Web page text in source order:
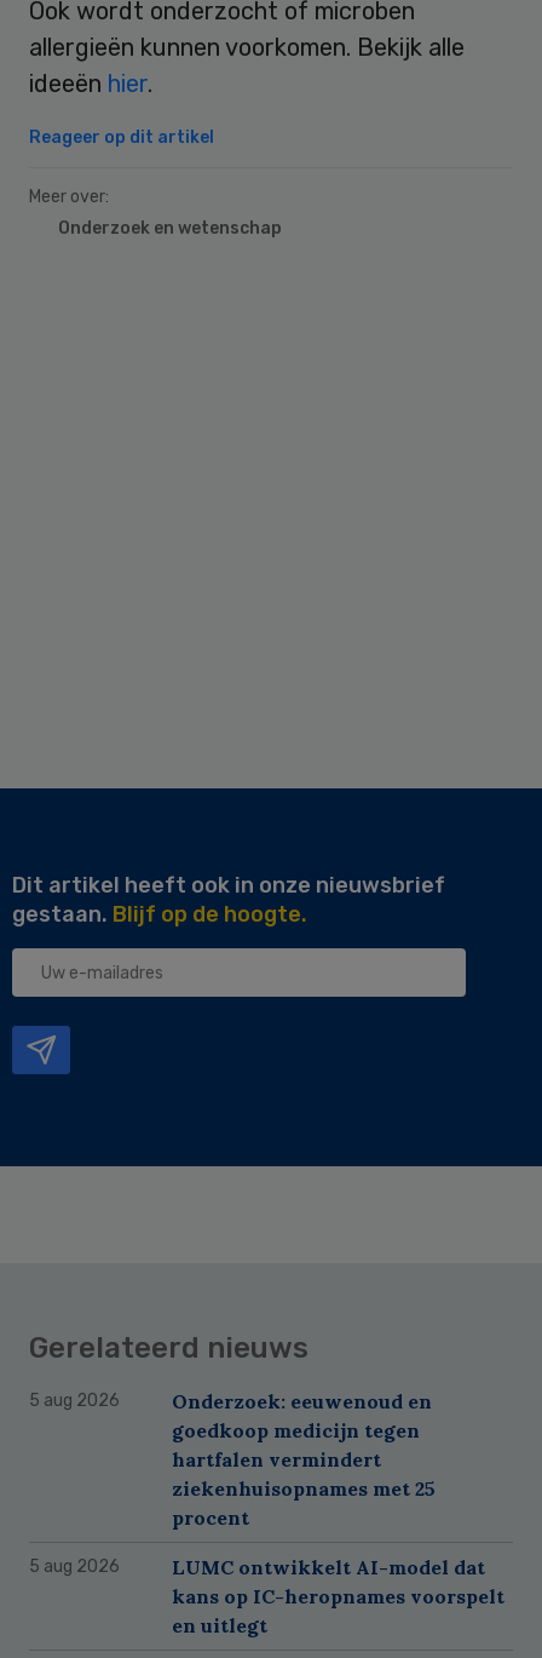
Ook wordt onderzocht of microben
allergieën kunnen voorkomen. Bekijk alle
ideeën hier.
Reageer op dit artikel
Meer over:
Onderzoek en wetenschap
Dit artikel heeft ook in onze nieuwsbrief
gestaan. Blijf op de hoogte.
Uw
Gerelateerd nieuws
5 aug 2026
Onderzoek: eeuwenoud en
goedkoop medicijn tegen
hartfalen vermindert
ziekenhuisopnames met 25
procent
5 aug 2026
LUMC ontwikkelt AI-model dat
kans op IC-heropnames voorspelt
en uitlegt